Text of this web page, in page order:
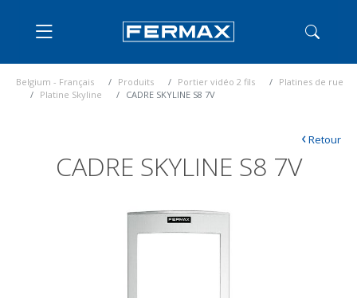
Belgium - Français Produits Portier vidéo 2 fils
Platines de rue
Platine Skyline
CADRE SKYLINE S8 7V
CADRE SKYLINE S8 7V
‹Retour